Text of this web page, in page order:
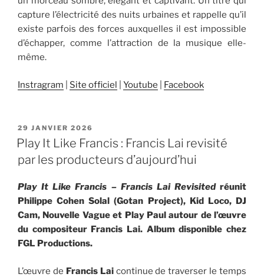
capture l’électricité des nuits urbaines et rappelle qu’il
existe parfois des forces auxquelles il est impossible
d’échapper, comme l’attraction de la musique elle-
même.
Instragram Site officiel Youtube Facebook
PUBLIÉ
LE
29 JANVIER 2026
Play It Like Francis : Francis Lai revisité
par les producteurs d’aujourd’hui
Play It Like Francis – Francis Lai Revisitedréunit
Philippe Cohen Solal (Gotan Project), Kid Loco, DJ
Cam, Nouvelle Vague et Play Paul autour de l’œuvre
du compositeur Francis Lai. Album disponible chez
FGL Productions.
L’œuvre de Francis Laicontinue de traverser le temps